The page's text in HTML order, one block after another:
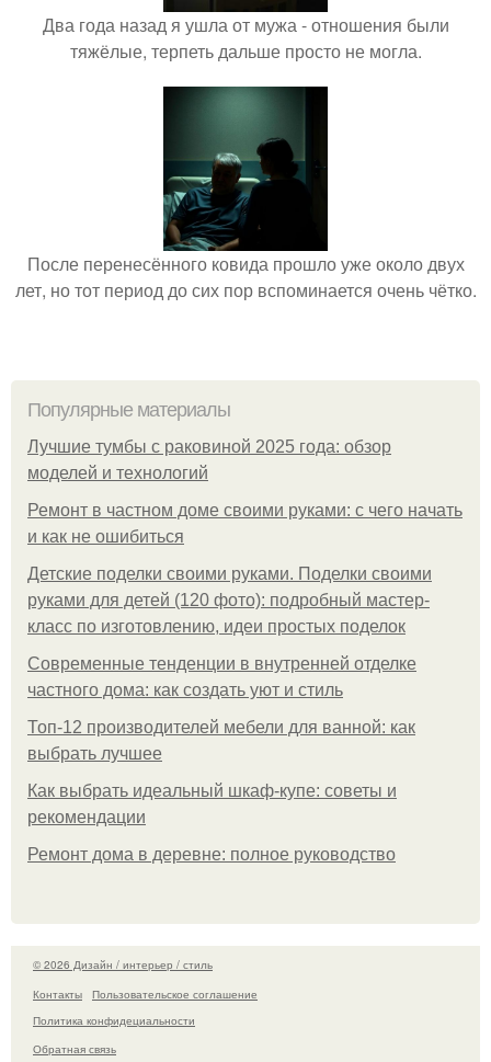
Два года назад я ушла от мужа - отношения были
тяжёлые, терпеть дальше просто не могла.
После перенесённого ковида прошло уже около двух
лет, но тот период до сих пор вспоминается очень чётко.
Популярные материалы
Лучшие тумбы с раковиной 2025 года: обзор
моделей и технологий
Ремонт в частном доме своими руками: с чего начать
и как не ошибиться
Детские поделки своими руками. Поделки своими
руками для детей (120 фото): подробный мастер-
класс по изготовлению, идеи простых поделок
Современные тенденции в внутренней отделке
частного дома: как создать уют и стиль
Топ-12 производителей мебели для ванной: как
выбрать лучшее
Как выбрать идеальный шкаф-купе: советы и
рекомендации
Ремонт дома в деревне: полное руководство
© 2026 Дизайн / интерьер / стиль
Контакты
Пользовательское соглашение
Политика конфидециальности
Обратная связь